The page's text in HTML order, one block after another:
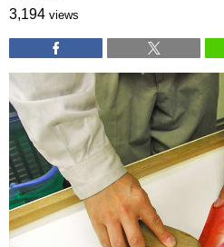
3,194 views